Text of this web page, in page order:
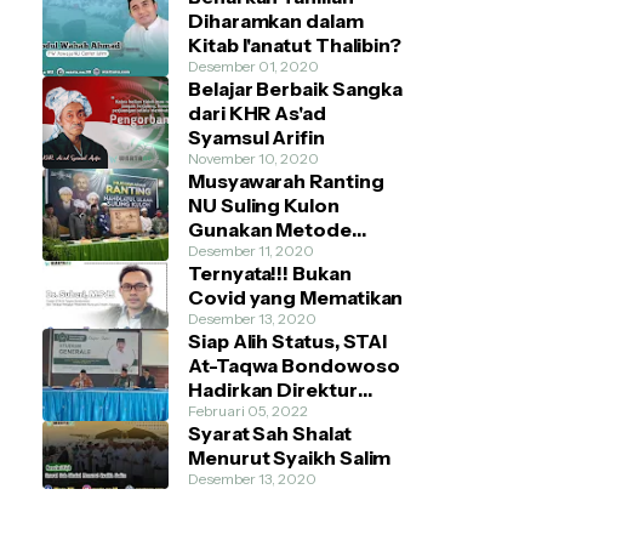
Diharamkan dalam
Kitab I'anatut Thalibin?
Desember 01, 2020
Belajar Berbaik Sangka
dari KHR As'ad
Syamsul Arifin
November 10, 2020
Musyawarah Ranting
NU Suling Kulon
Gunakan Metode
AHWA dan Demokratis
Desember 11, 2020
Ternyata!!! Bukan
Covid yang Mematikan
Desember 13, 2020
Siap Alih Status, STAI
At-Taqwa Bondowoso
Hadirkan Direktur
Pendidikan Tinggi
Kemenag RI
Februari 05, 2022
Syarat Sah Shalat
Menurut Syaikh Salim
Desember 13, 2020